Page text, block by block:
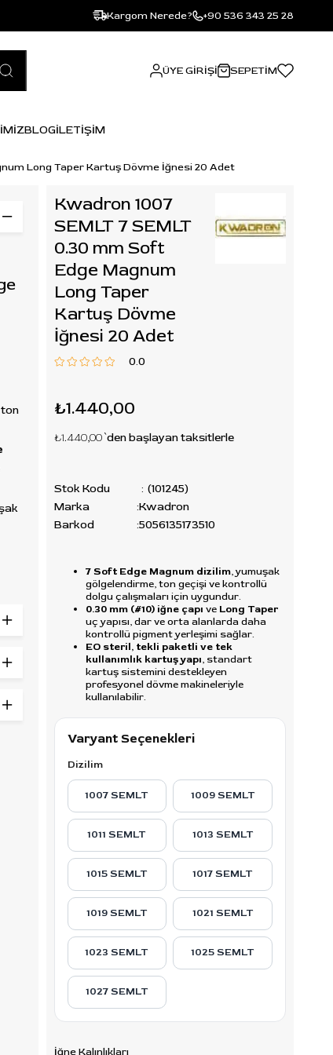
Kargom Nerede? +90 536 343 25 28
ÜYE GIRIŞI SEPETIM
BLOGİLETİŞİM
Long Taper Kartuş Dövme İğnesi 20 Adet
ton
Kwadron 1007
SEMLT 7 SEMLT
0.30 mm Soft
Edge Magnum
Long Taper
Kartuş Dövme
İğnesi 20 Adet
0.0
₺1.440,00
₺1.440,00 `den başlayan taksitlerle
Stok Kodu
(101245)
Marka
:Kwadron
Barkod
:5056135173510
7 Soft Edge Magnum dizilim, yumuşak
gölgelendirme, ton geçişi ve kontrollü
dolgu çalışmaları için uygundur.
0.30 mm (#10) iğne çapı ve Long Taper
uç yapısı, dar ve orta alanlarda daha
kontrollü pigment yerleşimi sağlar.
EO steril, tekli paketli ve tek
kullanımlık kartuş yapı, standart
kartuş sistemini destekleyen
profesyonel dövme makineleriyle
kullanılabilir.
Varyant Seçenekleri
Dizilim
1007 SEMLT 1009 SEMLT
1011 SEMLT 1013 SEMLT
1015 SEMLT 1017 SEMLT
1019 SEMLT 1021 SEMLT
1023 SEMLT 1025 SEMLT
1027 SEMLT
İğne Kalınlıkları